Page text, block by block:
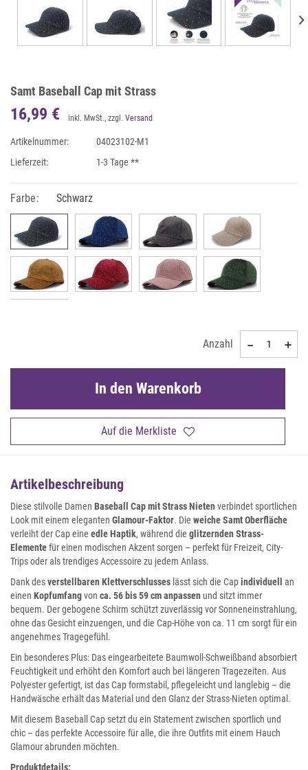
Samt Baseball Cap mit Strass
16,99 € inkl. MwSt., zzgl. Versand
Artikelnummer:
04023102-M1
Lieferzeit:
1-3 Tage **
Farbe: Schwarz
Anzahl
Auf die Merkliste
In den Warenkorb
Artikelbeschreibung
Diese stilvolle Damen Baseball Cap mit Strass Nietenverbindet sportlichen
Look mit einem eleganten Glamour-Faktor. Die weiche Samt Oberfläche
verleiht der Cap eine edle Haptik, während die glitzernden Strass-
Elementefür einen modischen Akzent sorgen – perfekt für Freizeit, City-
Trips oder als trendiges Accessoire zu jedem Anlass.
Dank desverstellbaren Klettverschlusses lässt sich die Capindividuell an
einen Kopfumfangvon ca. 56 bis 59 cm anpassen und sitzt immer
bequem. Der gebogene Schirm schützt zuverlässig vor Sonneneinstrahlung,
ohne das Gesicht einzuengen, und die Cap-Höhe von ca. 11 cm sorgt für ein
angenehmes Tragegefühl.
Ein besonderes Plus: Das eingearbeitete Baumwoll-Schweißband absorbiert
Feuchtigkeit und erhöht den Komfort auch bei längeren Tragezeiten. Aus
Polyester gefertigt, ist das Cap formstabil, pflegeleicht und langlebig – die
Handwäsche erhält das Material und den Glanz der Strass-Nieten optimal.
Mit diesem Baseball Cap setzt du ein Statement zwischen sportlich und
chic – das perfekte Accessoire für alle, die ihre Outfits mit einem Hauch
Glamour abrunden möchten.
Produktdetails: